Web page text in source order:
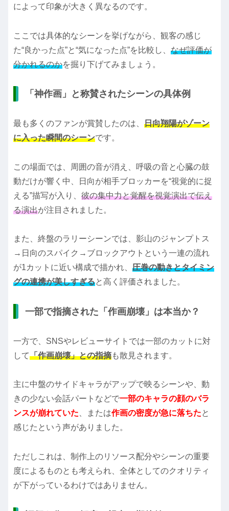
によって印象が大きく異なるのです。
ここでは具体的なシーンを挙げながら、観客の感じ
た“良かった点”と“気になった点”を比較し、 なぜ評価が
分かれるのかを掘り下げてみましょう。
「神作画」と称賛されたシーンの具体例
最も多くのファンが賞賛したのは、 日向翔陽がゾーン
に入った瞬間のシーンです。
この場面では、周囲の音が消え、呼吸の音と心臓の鼓
動だけが響く中、日向が相手ブロッカーを“視覚的に捉
える”描写が入り、 彼の集中力と覚醒を視覚演出で伝え
る演出が注目されました。
また、終盤のラリーシーンでは、影山のジャンプトス
→日向のスパイク→ブロックアウトという一連の流れ
が1カットに近い構成で描かれ、 圧巻の動きとタイミン
グの連携が美しすぎると高く評価されました。
一部で指摘された「作画崩壊」は本当か？
一方で、SNSやレビューサイトでは一部のカットに対
して「作画崩壊」との指摘も散見されます。
主に中盤のサイドキャラがアップで映るシーンや、動
きの少ない会話パートなどで一部のキャラの顔のバラ
ンスが崩れていた 、または作画の密度が急に落ちたと
感じたという声がありました。
ただしこれは、制作上のリソース配分やシーンの重要
度によるものとも考えられ、全体としてのクオリティ
が下がっているわけではありません。